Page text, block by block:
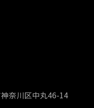
奈川区中丸46-14